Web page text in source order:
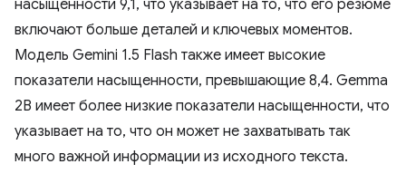
насыщенности 9,1, что указывает на то, что его резюме
включают больше деталей и ключевых моментов.
Модель Gemini 1.5 Flash также имеет высокие
показатели насыщенности, превышающие 8,4. Gemma
2B имеет более низкие показатели насыщенности, что
указывает на то, что он может не захватывать так
много важной информации из исходного текста.